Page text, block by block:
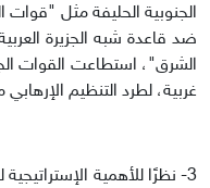
الجنوبية الحليفة مثل "قوات
ضد قاعدة شبه الجزيرة
الشرق"، استطاعت القوات
غربية، لطرد التنظيم
3- نظرًا للأهمية